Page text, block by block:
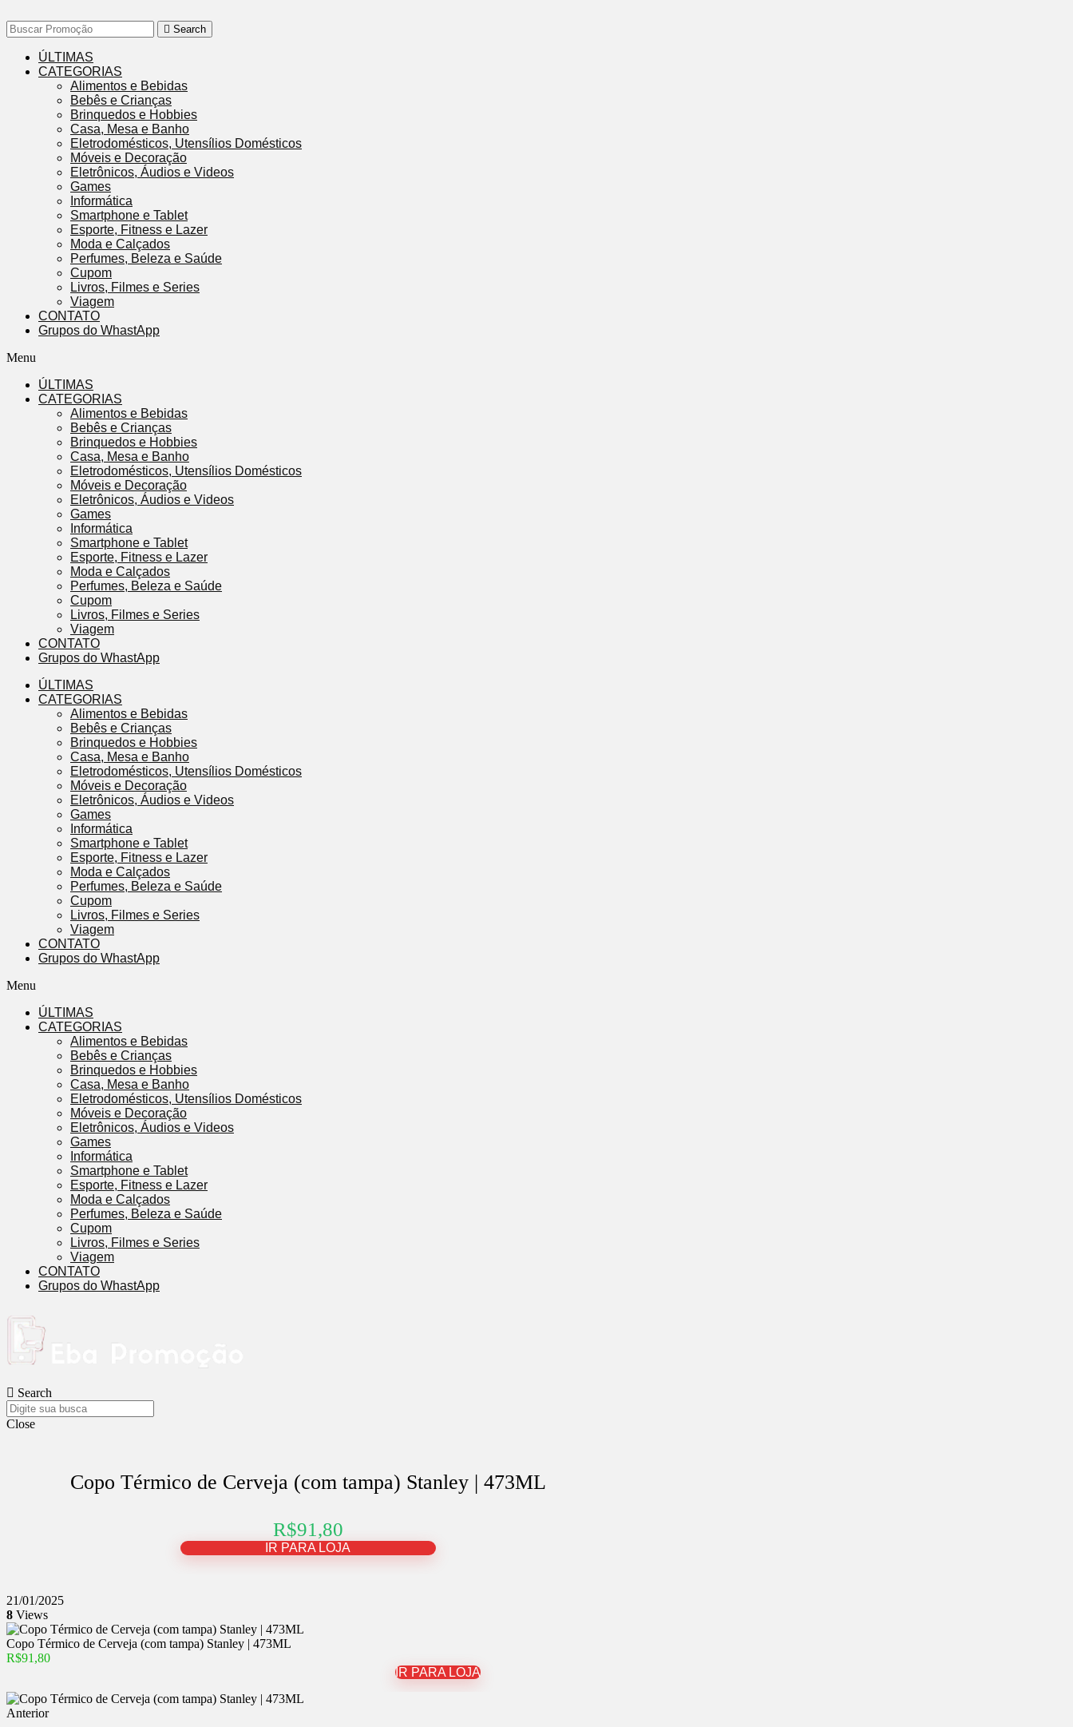
Search
ÚLTIMAS
CATEGORIAS
Alimentos e Bebidas
Bebês e Crianças
Brinquedos e Hobbies
Casa, Mesa e Banho
Eletrodomésticos, Utensílios Domésticos
Móveis e Decoração
Eletrônicos, Áudios e Videos
Games
Informática
Smartphone e Tablet
Esporte, Fitness e Lazer
Moda e Calçados
Perfumes, Beleza e Saúde
Cupom
Livros, Filmes e Series
Viagem
CONTATO
Grupos do WhastApp
Menu
ÚLTIMAS
CATEGORIAS
Alimentos e Bebidas
Bebês e Crianças
Brinquedos e Hobbies
Casa, Mesa e Banho
Eletrodomésticos, Utensílios Domésticos
Móveis e Decoração
Eletrônicos, Áudios e Videos
Games
Informática
Smartphone e Tablet
Esporte, Fitness e Lazer
Moda e Calçados
Perfumes, Beleza e Saúde
Cupom
Livros, Filmes e Series
Viagem
CONTATO
Grupos do WhastApp
ÚLTIMAS
CATEGORIAS
Alimentos e Bebidas
Bebês e Crianças
Brinquedos e Hobbies
Casa, Mesa e Banho
Eletrodomésticos, Utensílios Domésticos
Móveis e Decoração
Eletrônicos, Áudios e Videos
Games
Informática
Smartphone e Tablet
Esporte, Fitness e Lazer
Moda e Calçados
Perfumes, Beleza e Saúde
Cupom
Livros, Filmes e Series
Viagem
CONTATO
Grupos do WhastApp
Menu
ÚLTIMAS
CATEGORIAS
Alimentos e Bebidas
Bebês e Crianças
Brinquedos e Hobbies
Casa, Mesa e Banho
Eletrodomésticos, Utensílios Domésticos
Móveis e Decoração
Eletrônicos, Áudios e Videos
Games
Informática
Smartphone e Tablet
Esporte, Fitness e Lazer
Moda e Calçados
Perfumes, Beleza e Saúde
Cupom
Livros, Filmes e Series
Viagem
CONTATO
Grupos do WhastApp
Search
Close
Copo Térmico de Cerveja (com tampa) Stanley | 473ML
R$91,80
IR PARA LOJA
21/01/2025
8 Views
Copo Térmico de Cerveja (com tampa) Stanley | 473ML
R$91,80
IR PARA LOJA
Anterior